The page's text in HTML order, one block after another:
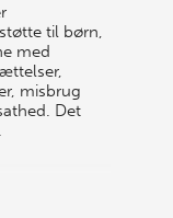
til børn,
med
misbrug
Det